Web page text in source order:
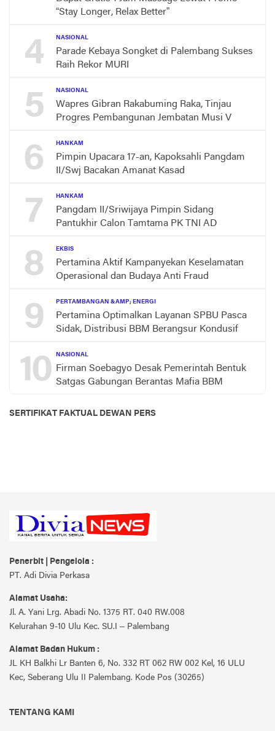
“Stay Longer, Relax Better”
4 NASIONAL
Parade Kebaya Songket di Palembang Sukses
Raih Rekor MURI
5 NASIONAL
Wapres Gibran Rakabuming Raka, Tinjau
Progres Pembangunan Jembatan Musi V
6 HANKAM
Pimpin Upacara 17-an, Kapoksahli Pangdam
II/Swj Bacakan Amanat Kasad
7 HANKAM
Pangdam II/Sriwijaya Pimpin Sidang
Pantukhir Calon Tamtama PK TNI AD
8 EKBIS
Pertamina Aktif Kampanyekan Keselamatan
Operasional dan Budaya Anti Fraud
9 PERTAMBANGAN &AMP; ENERGI
Pertamina Optimalkan Layanan SPBU Pasca
Sidak, Distribusi BBM Berangsur Kondusif
10 NASIONAL
Firman Soebagyo Desak Pemerintah Bentuk
Satgas Gabungan Berantas Mafia BBM
SERTIFIKAT FAKTUAL DEWAN PERS
Penerbit | Pengelola :
PT. Adi Divia Perkasa
Alamat Usaha:
Jl. A. Yani Lrg. Abadi No. 1375 RT. 040 RW.008
Kelurahan 9-10 Ulu Kec. SU.I – Palembang
Alamat Badan Hukum :
JL KH Balkhi Lr Banten 6, No. 332 RT 062 RW 002 Kel, 16 ULU
Kec, Seberang Ulu II Palembang. Kode Pos (30265)
TENTANG KAMI